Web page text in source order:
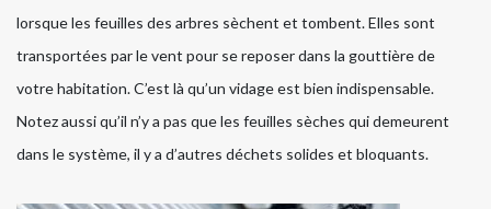
lorsque les feuilles des arbres sèchent et tombent. Elles sont
transportées par le vent pour se reposer dans la gouttière de
votre habitation. C’est là qu’un vidage est bien indispensable.
Notez aussi qu’il n’y a pas que les feuilles sèches qui demeurent
dans le système, il y a d’autres déchets solides et bloquants.